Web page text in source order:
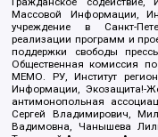
Массовой Информации,
учреждение в Санкт-
реализации программ и
поддержки свободы
Общественная комиссия
МЕМО. РУ, Институт
Информации, Экозащита!-
антимонопольная
Сергей Владимирович,
Вадимовна, Чанышева